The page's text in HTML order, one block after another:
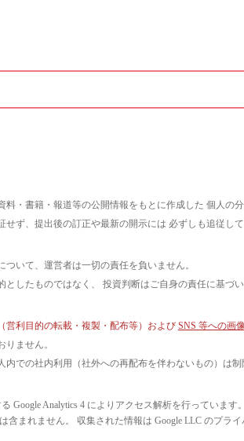
料・書籍・報道等の公開情報をもとに作成した 個人の
せず、提出後の訂正や最新の開示には 必ずしも追従し
いて、運営者は一切の責任を負いません。
したものではなく、 投資判断はご自身の責任に基づい
営利目的の転載・複製・配布等）および SNS 等への画
ません。
での社内利用（社外への再配布を伴わないもの）は制
Google Analytics 4 によりアクセス解析を行っていま
含まれません。 収集された情報は Google LLC のプラ